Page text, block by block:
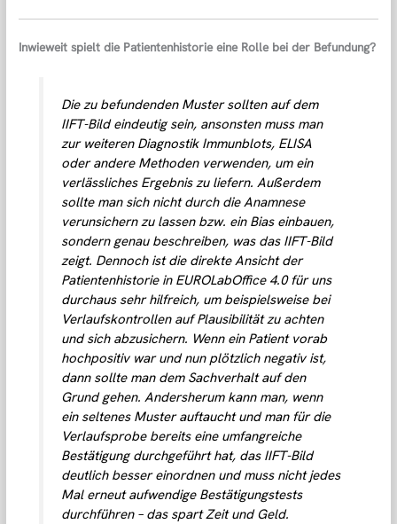
Inwieweit spielt die Patientenhistorie eine Rolle bei der Befundung?
Die zu befundenden Muster sollten auf dem
IIFT-Bild eindeutig sein, ansonsten muss man
zur weiteren Diagnostik Immunblots, ELISA
oder andere Methoden verwenden, um ein
verlässliches Ergebnis zu liefern. Außerdem
sollte man sich nicht durch die Anamnese
verunsichern zu lassen bzw. ein Bias einbauen,
sondern genau beschreiben, was das IIFT-Bild
zeigt. Dennoch ist die direkte Ansicht der
Patientenhistorie in EUROLabOffice 4.0 für uns
durchaus sehr hilfreich, um beispielsweise bei
Verlaufskontrollen auf Plausibilität zu achten
und sich abzusichern. Wenn ein Patient vorab
hochpositiv war und nun plötzlich negativ ist,
dann sollte man dem Sachverhalt auf den
Grund gehen. Andersherum kann man, wenn
ein seltenes Muster auftaucht und man für die
Verlaufsprobe bereits eine umfangreiche
Bestätigung durchgeführt hat, das IIFT-Bild
deutlich besser einordnen und muss nicht jedes
Mal erneut aufwendige Bestätigungstests
durchführen – das spart Zeit und Geld.